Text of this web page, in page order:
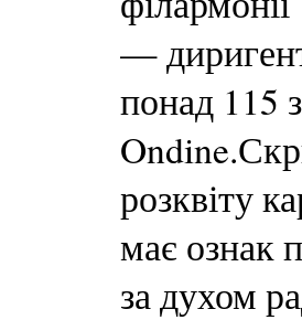
—
понад 115
розквіту
має ознак
за духом